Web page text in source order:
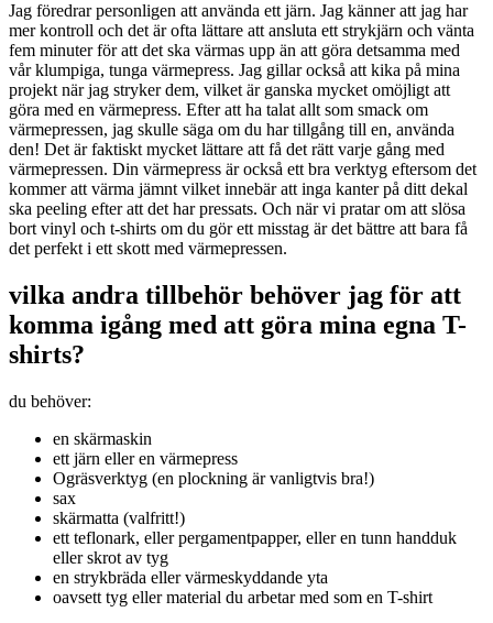
Jag föredrar personligen att använda ett järn. Jag känner att jag har
mer kontroll och det är ofta lättare att ansluta ett strykjärn och vänta
fem minuter för att det ska värmas upp än att göra detsamma med
vår klumpiga, tunga värmepress. Jag gillar också att kika på mina
projekt när jag stryker dem, vilket är ganska mycket omöjligt att
göra med en värmepress. Efter att ha talat allt som smack om
värmepressen, jag skulle säga om du har tillgång till en, använda
den! Det är faktiskt mycket lättare att få det rätt varje gång med
värmepressen. Din värmepress är också ett bra verktyg eftersom det
kommer att värma jämnt vilket innebär att inga kanter på ditt dekal
ska peeling efter att det har pressats. Och när vi pratar om att slösa
bort vinyl och t-shirts om du gör ett misstag är det bättre att bara få
det perfekt i ett skott med värmepressen.
vilka andra tillbehör behöver jag för att
komma igång med att göra mina egna T-
shirts?
du behöver:
en skärmaskin
ett järn eller en värmepress
Ogräsverktyg (en plockning är vanligtvis bra!)
sax
skärmatta (valfritt!)
ett teflonark, eller pergamentpapper, eller en tunn handduk
eller skrot av tyg
en strykbräda eller värmeskyddande yta
oavsett tyg eller material du arbetar med som en T-shirt